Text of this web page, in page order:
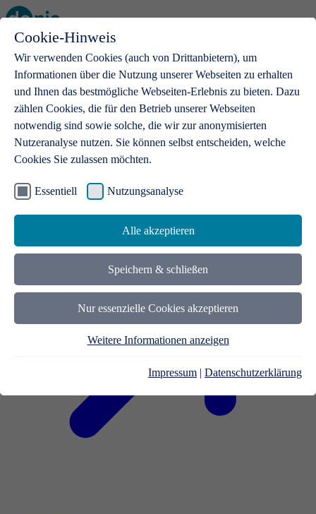
Cookie-Hinweis
Wir verwenden Cookies (auch von Drittanbietern), um
Informationen über die Nutzung unserer Webseiten zu erhalten
und Ihnen das bestmögliche Webseiten-Erlebnis zu bieten. Dazu
zählen Cookies, die für den Betrieb unserer Webseiten
notwendig sind sowie solche, die wir zur anonymisierten
Nutzeranalyse nutzen. Sie können selbst entscheiden, welche
Cookies Sie zulassen möchten.
Essentiell Nutzungsanalyse
Alle akzeptieren
Speichern & schließen
Nur essenzielle Cookies akzeptieren
Weitere Informationen anzeigen
Impressum | Datenschutzerklärung
Open main menu
.de-Domains
Mit einer .de-Domain erhalten Ideen eine Bühne